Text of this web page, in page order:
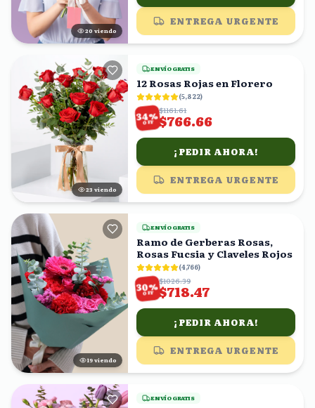
19 viendo
ENTREGA URGENTE
22 viendo
ENVÍO GRATIS
12 Rosas Rojas en Florero
(5,822)
34%
OFF
$1161.61
$766.66
¡PEDIR AHORA!
ENTREGA URGENTE
19 viendo
ENVÍO GRATIS
Ramo de Gerberas Rosas,
Rosas Fucsia y Claveles Rojos
(4,766)
30%
OFF
$1026.39
$718.47
¡PEDIR AHORA!
ENTREGA URGENTE
ENVÍO GRATIS